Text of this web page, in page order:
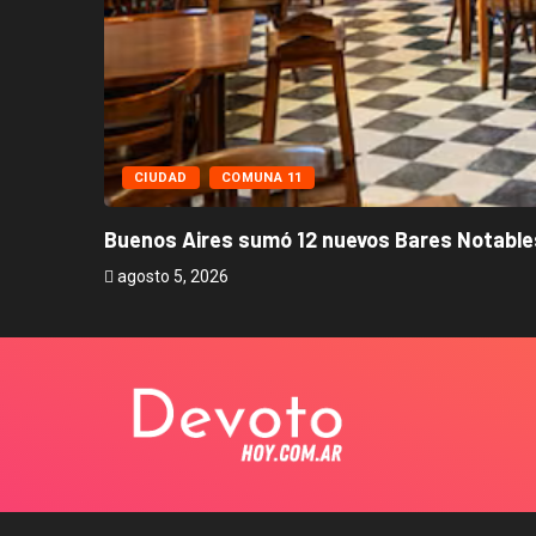
CIUDAD COMUNA 11
Buenos Aires sumó 12 nuevos Bares
agosto 5, 2026